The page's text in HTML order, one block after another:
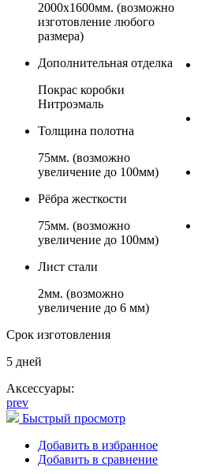
2000x1600мм. (возможно
изготовление любого
размера)
Дополнительная отделка
Покрас коробки
Нитроэмаль
Толщина полотна
75мм. (возможно
увеличение до 100мм)
Рёбра жесткости
75мм. (возможно
увеличение до 100мм)
Лист стали
2мм. (возможно
увеличение до 6 мм)
Срок изготовления
5 дней
Аксессуары:
prev
Быстрый просмотр
Добавить в избранное
Добавить в сравнение